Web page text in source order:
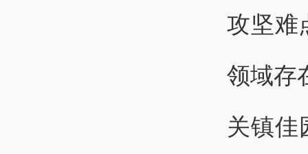
攻坚难
领域存
关镇佳